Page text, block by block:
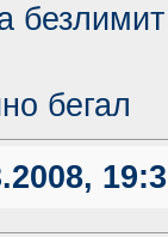
бегал